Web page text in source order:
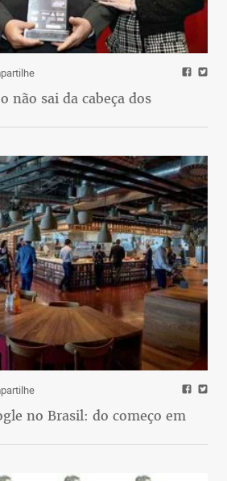
não sai da cabeça dos
no Brasil: do começo em